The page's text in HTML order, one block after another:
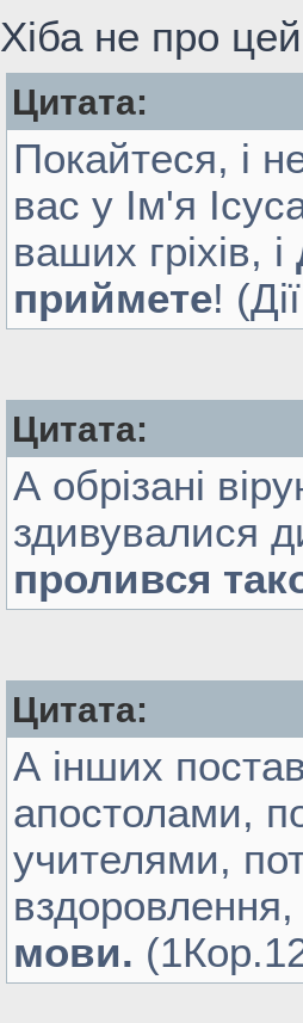
Хіба не про
Цитата:
Покайтеся, і
вас у Ім'я
ваших гріхів, і
приймете!
Цитата:
А обрізані
здивувалися
пролився
Цитата:
А інших
апостолами,
учителями,
мови.